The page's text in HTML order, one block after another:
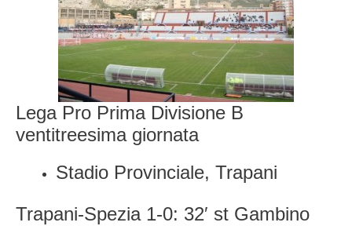
Lega Pro Prima Divisione B
ventitreesima giornata
Stadio Provinciale, Trapani
Trapani-Spezia 1-0: 32′ st Gambino